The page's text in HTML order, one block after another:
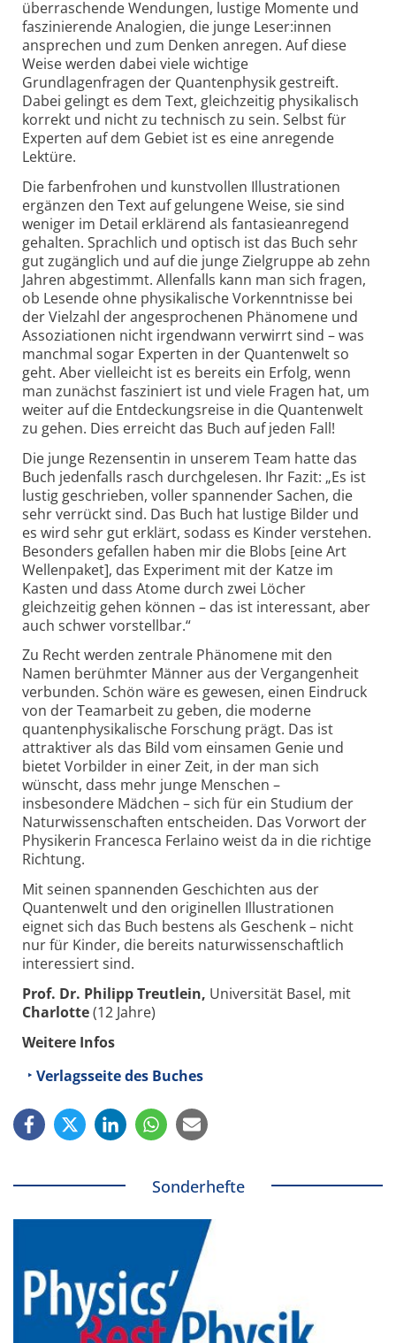
überraschende Wendungen, lustige Momente und
faszinierende Analogien, die junge Leser:innen
ansprechen und zum Denken anregen. Auf diese
Weise werden dabei viele wichtige
Grundlagenfragen der Quantenphysik gestreift.
Dabei gelingt es dem Text, gleichzeitig physikalisch
korrekt und nicht zu technisch zu sein. Selbst für
Experten auf dem Gebiet ist es eine anregende
Lektüre.
Die farbenfrohen und kunstvollen Illustrationen
ergänzen den Text auf gelungene Weise, sie sind
weniger im Detail erklärend als fantasieanregend
gehalten. Sprachlich und optisch ist das Buch sehr
gut zugänglich und auf die junge Zielgruppe ab zehn
Jahren abgestimmt. Allenfalls kann man sich fragen,
ob Lesende ohne physikalische Vorkenntnisse bei
der Vielzahl der angesprochenen Phänomene und
Assoziationen nicht irgendwann verwirrt sind – was
manchmal sogar Experten in der Quantenwelt so
geht. Aber vielleicht ist es bereits ein Erfolg, wenn
man zunächst fasziniert ist und viele Fragen hat, um
weiter auf die Entdeckungsreise in die Quantenwelt
zu gehen. Dies erreicht das Buch auf jeden Fall!
Die junge Rezensentin in unserem Team hatte das
Buch jedenfalls rasch durchgelesen. Ihr Fazit: „Es ist
lustig geschrieben, voller spannender Sachen, die
sehr verrückt sind. Das Buch hat lustige Bilder und
es wird sehr gut erklärt, sodass es Kinder verstehen.
Besonders gefallen haben mir die Blobs [eine Art
Wellenpaket], das Experiment mit der Katze im
Kasten und dass Atome durch zwei Löcher
gleichzeitig gehen können – das ist interessant, aber
auch schwer vorstellbar.“
Zu Recht werden zentrale Phänomene mit den
Namen berühmter Männer aus der Vergangenheit
verbunden. Schön wäre es gewesen, einen Eindruck
von der Teamarbeit zu geben, die moderne
quantenphysi­kalische Forschung prägt. Das ist
attraktiver als das Bild vom einsamen Genie und
bietet Vorbilder in einer Zeit, in der man sich
wünscht, dass mehr junge Menschen –
insbesondere Mädchen – sich für ein Studium der
Naturwissenschaften entscheiden. Das Vorwort der
Physikerin Francesca Ferlaino weist da in die richtige
Richtung.
Mit seinen spannenden Geschichten aus der
Quantenwelt und den originellen Illustrationen
eignet sich das Buch bestens als Geschenk – nicht
nur für Kinder, die bereits naturwissen­schaftlich
interessiert sind.
Prof. Dr. Philipp Treutlein, Universität Basel, mit
Charlotte(12 Jahre)
Weitere Infos
Verlagsseite des Buches
Sonderhefte